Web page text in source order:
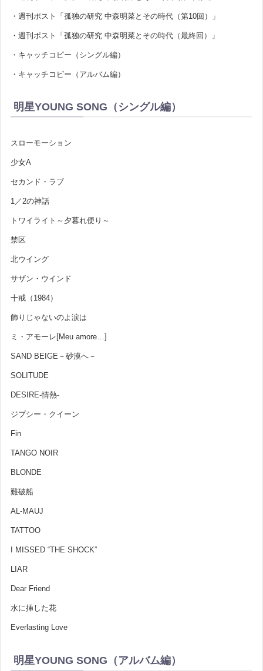
・週刊ポスト「孤独の研究 中森明菜とその時代（第10回）」
・週刊ポスト「孤独の研究 中森明菜とその時代（最終回）」
・キャッチコピー（シングル編）
・キャッチコピー（アルバム編）
明星YOUNG SONG（シングル編）
スローモーション
少女A
セカンド・ラブ
1／2の神話
トワイライト～夕暮れ便り～
禁区
北ウイング
サザン・ウインド
十戒（1984）
飾りじゃないのよ涙は
ミ・アモーレ[Meu amore…]
SAND BEIGE－砂漠へ－
SOLITUDE
DESIRE-情熱-
ジプシー・クイーン
Fin
TANGO NOIR
BLONDE
難破船
AL-MAUJ
TATTOO
I MISSED “THE SHOCK”
LIAR
Dear Friend
水に挿した花
Everlasting Love
明星YOUNG SONG（アルバム編）